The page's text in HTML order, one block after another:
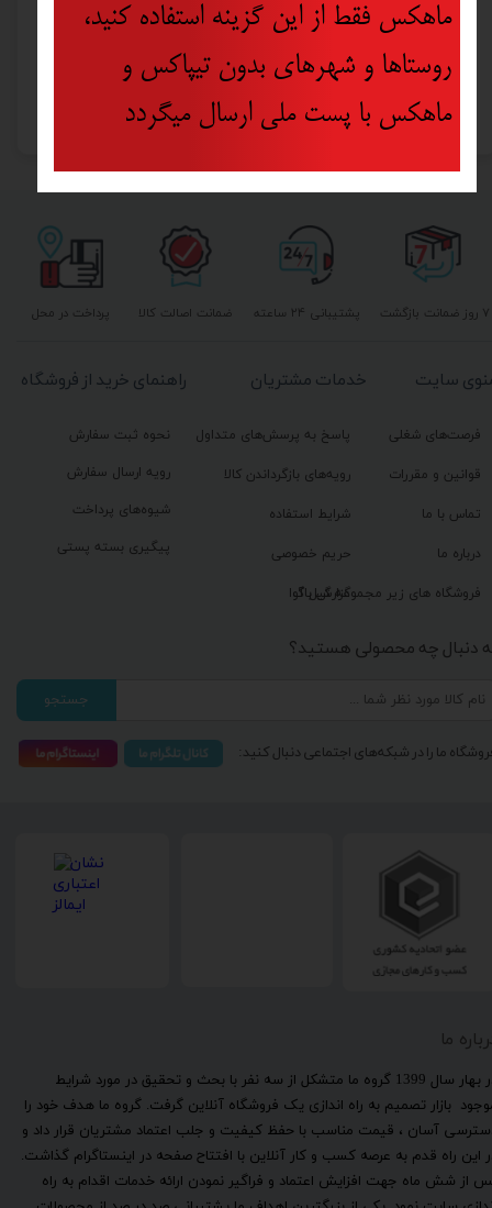
چسب سیلیکونی سفید یوریکو EURICO
۲۶۲,۵۰۰ تومان
ما
​در بهار سال 1399 گروه ما متشکل از سه نفر با بحث و تحقیق در مورد شرایط
بازار تصمیم به راه اندازی یک فروشگاه آنلاین گرفت. گروه ما هدف خود را
آسان ، قیمت مناسب با حفظ کیفیت و جلب اعتماد مشتریان قرار داد و
این راه قدم به عرصه کسب و کار آنلاین با افتتاح صفحه در اینستاگرام گذاشت.
از شش ماه جهت افزایش اعتماد و فراگیر نمودن ارائه خدمات اقدام به راه
پشتیبانی ۲۴ ساعته پرداخت در محل ۷ روز ضمانت بازگشت ضمانت اصالت کالا
راهنمای خرید از فروشگاه
نحوه ثبت سفارش
رویه ارسال سفارش
شیوه‌های پرداخت
پیگیری بسته پستی
خدمات مشتریان
پاسخ به پرسش‌های متداول
رویه‌های بازگرداندن کالا
شرایط استفاده
حریم خصوصی
گزارش باگ
سایت
فرصت‌های شغلی
قوانین و مقررات
تماس با ما
درباره ما
فروشگاه های زیر مجموعه گیل آوا
دنبال چه محصولی هستید؟
جستجو
ما را در شبکه‌های اجتماعی دنبال کنید:
ماهکس فقط از این گزینه استفاده کنید،
روستاها و شهرهای بدون تیپاکس و
ماهکس با پست ملی ارسال میگردد